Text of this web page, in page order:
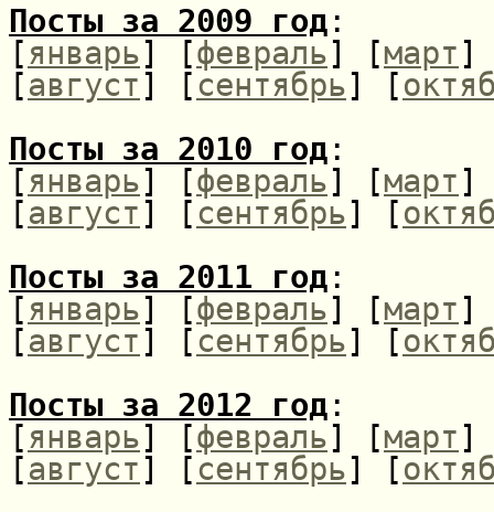
Посты за 2009 год :
[январь] [февраль] [март]
[август] [сентябрь] [
Посты за 2010 год :
[январь] [февраль] [март]
[август] [сентябрь] [
Посты за 2011 год :
[январь] [февраль] [март]
[август] [сентябрь] [
Посты за 2012 год :
[январь] [февраль] [март]
[август] [сентябрь] [